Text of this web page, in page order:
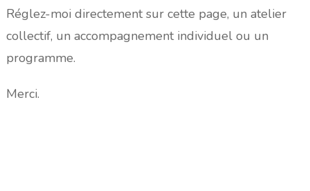
Réglez-moi directement sur cette page, un atelier
collectif, un accompagnement individuel ou un
programme.
Merci.